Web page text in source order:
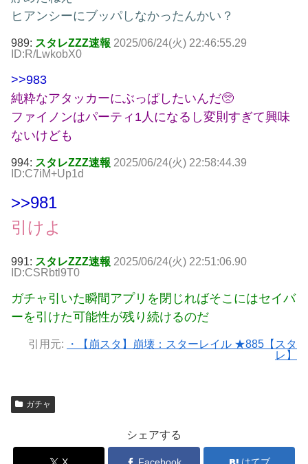
ヒアンシーにブッパしなかったんかい？
989: スタレZZZ速報 2025/06/24(火) 22:46:55.29
ID:R/LwkobX0
>>983
純粋なアタッカーにぶっぱしたいんだ🥺
ファイノンはパーティ1人になるし変則すぎて興味
ないけども
994: スタレZZZ速報 2025/06/24(火) 22:58:44.39
ID:C7iM+Up1d
>>981
引けよ
991: スタレZZZ速報 2025/06/24(火) 22:51:06.90
ID:CSRbtl9T0
ガチャ引いた瞬間アプリを閉じればそこにはセイバ
ーを引けた可能性が残り続けるのだ
引用元:
・【崩スタ】崩壊：スターレイル ★885【スタ
レ】
ガチャ
シェアする